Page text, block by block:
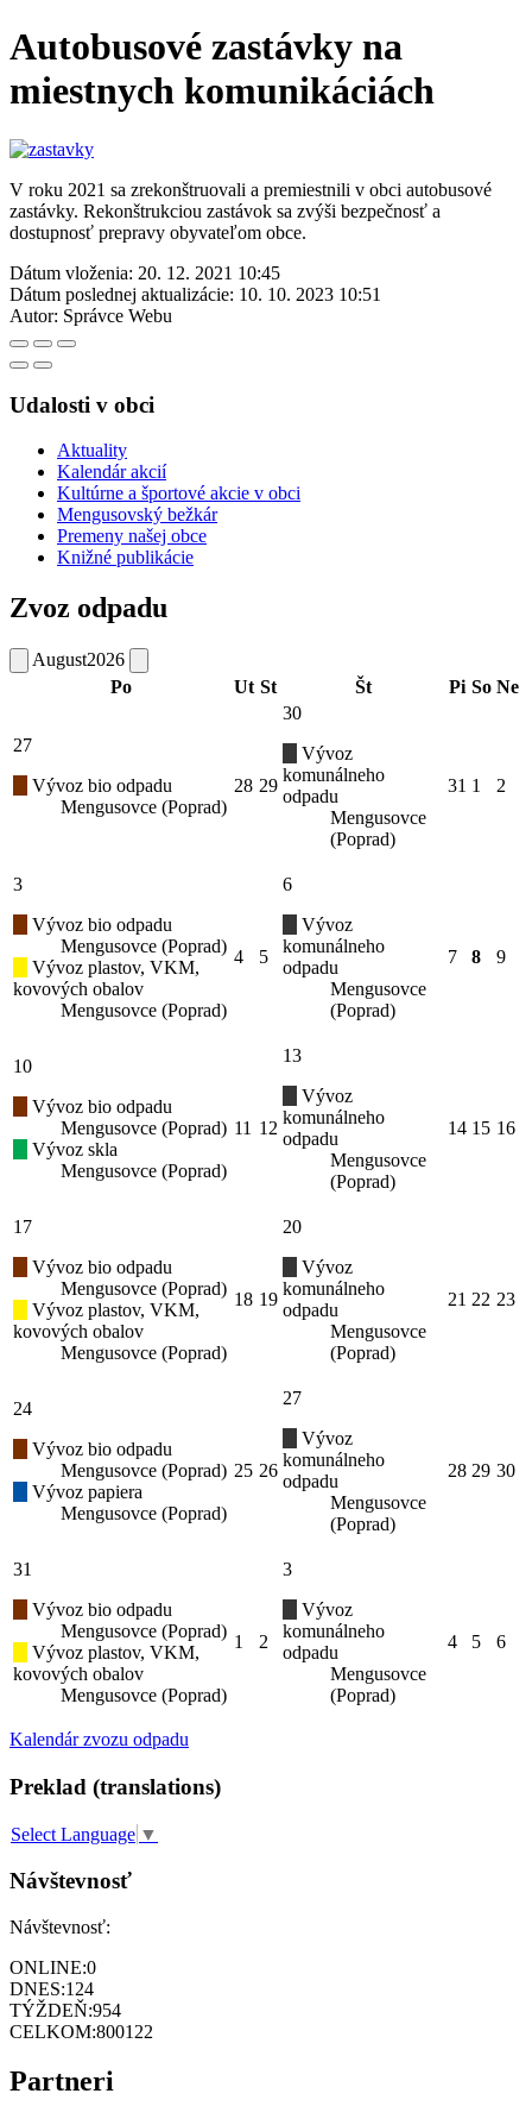
Autobusové zastávky na
miestnych komunikáciách
V roku 2021 sa zrekonštruovali a premiestnili v obci autobusové
zastávky. Rekonštrukciou zastávok sa zvýši bezpečnosť a
dostupnosť prepravy obyvateľom obce.
Dátum vloženia: 20. 12. 2021 10:45
Dátum poslednej aktualizácie: 10. 10. 2023 10:51
Autor: Správce Webu
Udalosti v obci
Aktuality
Kalendár akcií
Kultúrne a športové akcie v obci
Mengusovský bežkár
Premeny našej obce
Knižné publikácie
Zvoz odpadu
August2026
Po
Ut St Št Pi So Ne
27
Vývoz bio odpadu
Mengusovce (Poprad)
28 29
30
Vývoz
komunálneho
odpadu
Mengusovce
(Poprad)
31 1 2
3
Vývoz bio odpadu
Mengusovce (Poprad)
Vývoz plastov, VKM,
kovových obalov
Mengusovce (Poprad)
4 5
6
Vývoz
komunálneho
odpadu
Mengusovce
(Poprad)
7 8 9
10
Vývoz bio odpadu
Mengusovce (Poprad)
Vývoz skla
Mengusovce (Poprad)
11 12
13
Vývoz
komunálneho
odpadu
Mengusovce
(Poprad)
14 15 16
17
Vývoz bio odpadu
Mengusovce (Poprad)
Vývoz plastov, VKM,
kovových obalov
Mengusovce (Poprad)
18 19
20
Vývoz
komunálneho
odpadu
Mengusovce
(Poprad)
21 22 23
24
Vývoz bio odpadu
Mengusovce (Poprad)
Vývoz papiera
Mengusovce (Poprad)
25 26
27
Vývoz
komunálneho
odpadu
Mengusovce
(Poprad)
28 29 30
31
Vývoz bio odpadu
Mengusovce (Poprad)
Vývoz plastov, VKM,
kovových obalov
Mengusovce (Poprad)
1 2
3
Vývoz
komunálneho
odpadu
Mengusovce
(Poprad)
4 5 6
Kalendár zvozu odpadu
Preklad (translations)
Select Language ▼
Návštevnosť
Návštevnosť:
ONLINE:0
DNES:124
TÝŽDEŇ:954
CELKOM:800122
Partneri